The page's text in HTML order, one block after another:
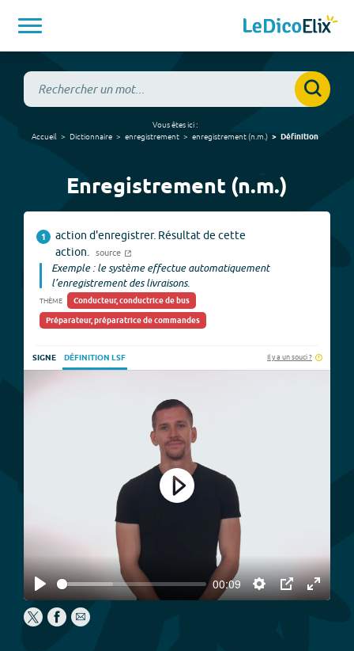
Vous êtes ici :
Accueil
Dictionnaire enregistrement enregistrement(n.m. ) Définition
Enregistrement (n.m.)
1
action d'enregistrer. Résultat de cette
action.
source
Exemple : le système effectue automatiquement
l’enregistrement des livraisons.
THÈME
Conducteur, conductrice de bus
Préparateur, préparatrice de commandes
SIGNE DÉFINITION LSF Il y a un souci ?
Play
00:09
Settings
PIP
Enter
Play